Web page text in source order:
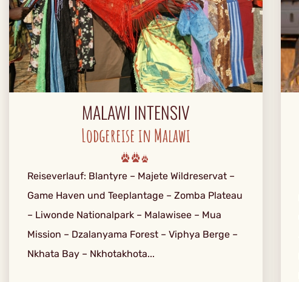
MALAWI INTENSIV
Lodgereise in Malawi
Reiseverlauf: Blantyre – Majete Wildreservat –
Game Haven und Teeplantage – Zomba Plateau
– Liwonde Nationalpark – Malawisee – Mua
Mission – Dzalanyama Forest – Viphya Berge –
Nkhata Bay – Nkhotakhota...